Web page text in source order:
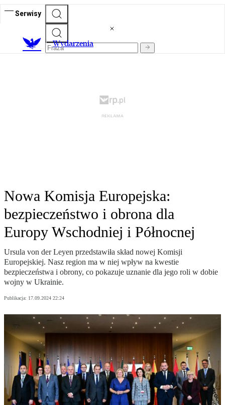
Serwisy
Wydarzenia
Nowa Komisja Europejska:
bezpieczeństwo i obrona dla
Europy Wschodniej i Północnej
Ursula von der Leyen przedstawiła skład nowej Komisji
Europejskiej. Nasz region ma w niej wpływ na kwestie
bezpieczeństwa i obrony, co pokazuje uznanie dla jego roli w dobie
wojny w Ukrainie.
Publikacja: 17.09.2024 22:24